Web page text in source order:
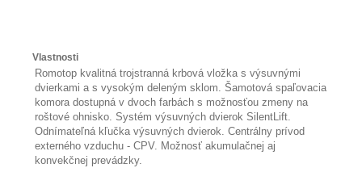
Vlastnosti
Romotop kvalitná trojstranná krbová vložka s výsuvnými
dvierkami a s vysokým deleným sklom. Šamotová spaľovacia
komora dostupná v dvoch farbách s možnosťou zmeny na
roštové ohnisko. Systém výsuvných dvierok SilentLift.
Odnímateľná kľučka výsuvných dvierok. Centrálny prívod
externého vzduchu - CPV. Možnosť akumulačnej aj
konvekčnej prevádzky.